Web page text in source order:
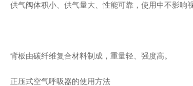
供气阀体积小、供气量大、性能可靠，使用中不影响
背板由碳纤维复合材料制成，重量轻、强度高。
正压式空气呼吸器的使用方法